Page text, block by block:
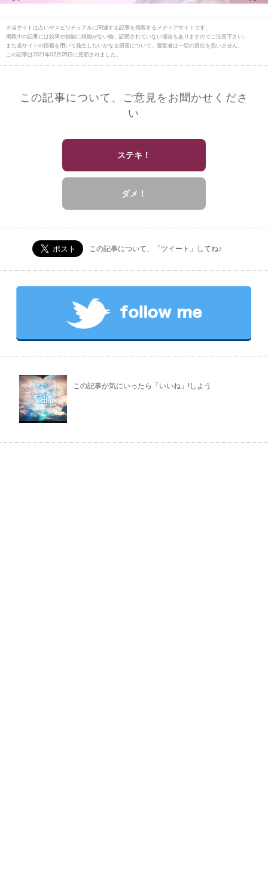
※当サイトは占いやスピリチュアルに関連する記事を掲載するメディアサイトです。
掲載中の記事には効果や効能に根拠がない物、証明されていない場合もありますのでご注意下さい。
また当サイトの情報を用いて発生したいかなる損害について、運営者は一切の責任を負いません。
この記事は2021年02月05日に更新されました。
この記事について、ご意見をお聞かせくださ
い
ステキ！
ダメ！
この記事について、「ツイート」してね♪
この記事が気にいったら「いいね」!しよう